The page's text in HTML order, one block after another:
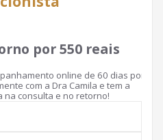
por 550 reais
online de 60 dias por
com a Dra Camila e tem a
na consulta e no retorno!